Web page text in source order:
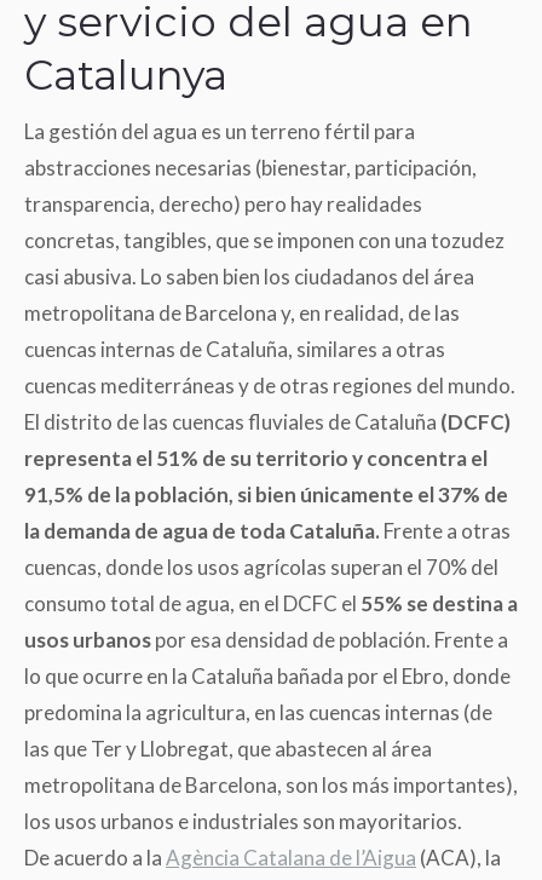
y servicio del agua en
Catalunya
La gestión del agua es un terreno fértil para
abstracciones necesarias (bienestar, participación,
transparencia, derecho) pero hay realidades
concretas, tangibles, que se imponen con una tozudez
casi abusiva. Lo saben bien los ciudadanos del área
metropolitana de Barcelona y, en realidad, de las
cuencas internas de Cataluña, similares a otras
cuencas mediterráneas y de otras regiones del mundo.
El distrito de las cuencas fluviales de Cataluña (DCFC)
representa el 51% de su territorio y concentra el
91,5% de la población, si bien únicamente el 37% de
la demanda de agua de toda Cataluña. Frente a otras
cuencas, donde los usos agrícolas superan el 70% del
consumo total de agua, en el DCFC el 55% se destina a
usos urbanospor esa densidad de población. Frente a
lo que ocurre en la Cataluña bañada por el Ebro, donde
predomina la agricultura, en las cuencas internas (de
las que Ter y Llobregat, que abastecen al área
metropolitana de Barcelona, son los más importantes),
los usos urbanos e industriales son mayoritarios.
De acuerdo a laAgència Catalana de l’Aigua (ACA), la